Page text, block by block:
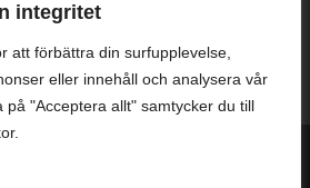
integritet
att förbättra din surfupplevelse,
eller innehåll och analysera vår
på "Acceptera allt" samtycker du till